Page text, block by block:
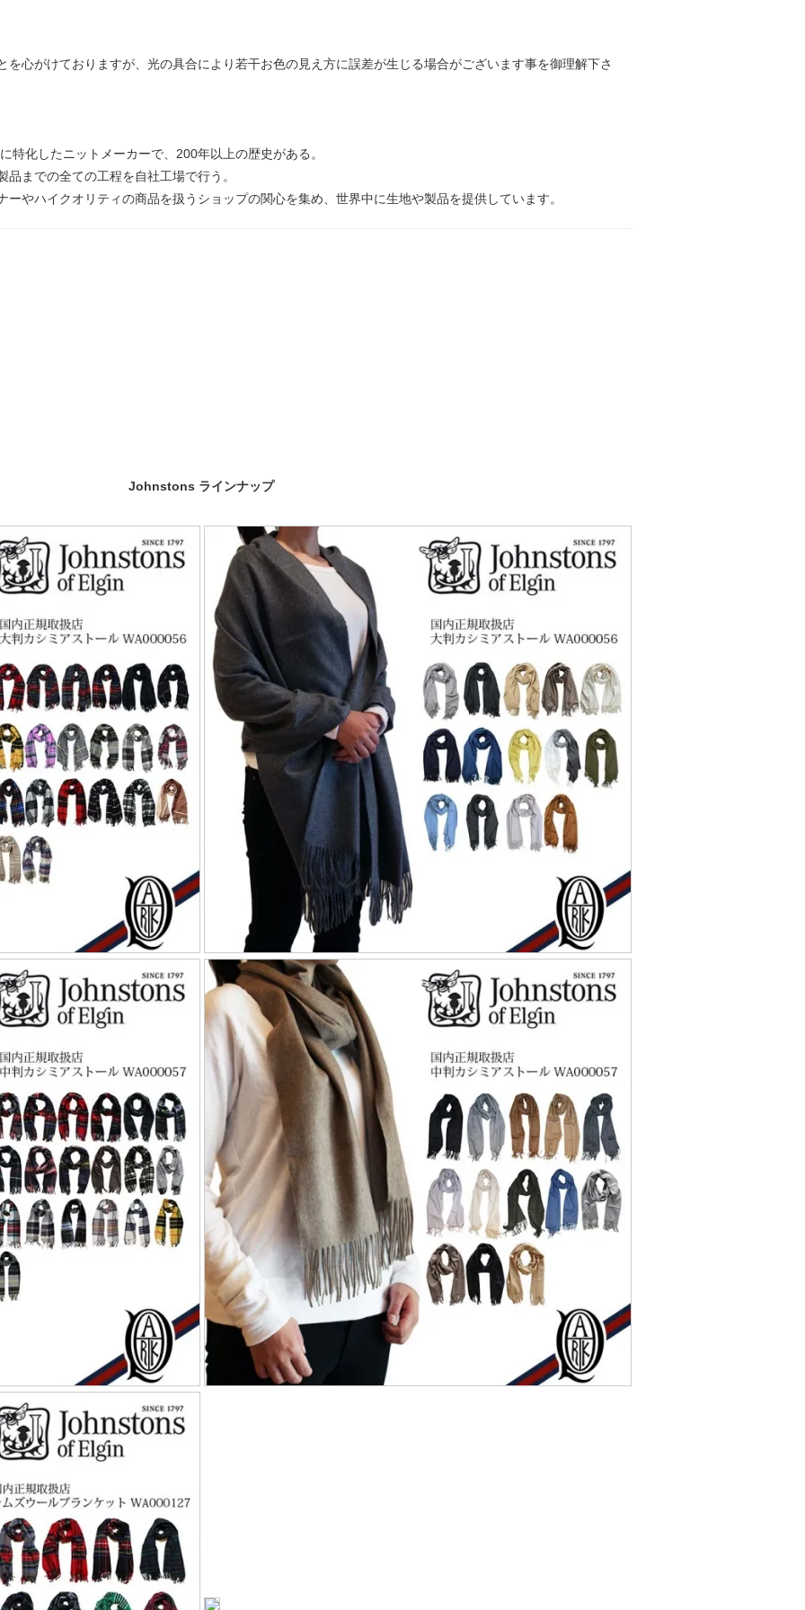
を心がけておりますが、光の具合により若干お色の見え方に誤差が生じる場合がございます事を御理解下さ
特化したニットメーカーで、200年以上の歴史がある。
までの全ての工程を自社工場で行う。
やハイクオリティの商品を扱うショップの関心を集め、世界中に生地や製品を提供しています。
Johnstons ラインナップ